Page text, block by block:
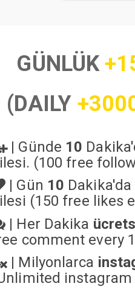
GÜNLÜK
(DAILY
| Günde 10
(100 free
| Gün 10 Dakika'da
(150 free likes
| Her Dakika
comment every
| Milyonlarca